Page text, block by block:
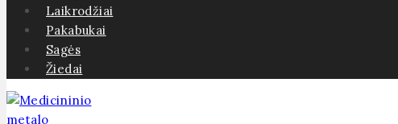
Laikrodžiai
Pakabukai
Sagės
Žiedai